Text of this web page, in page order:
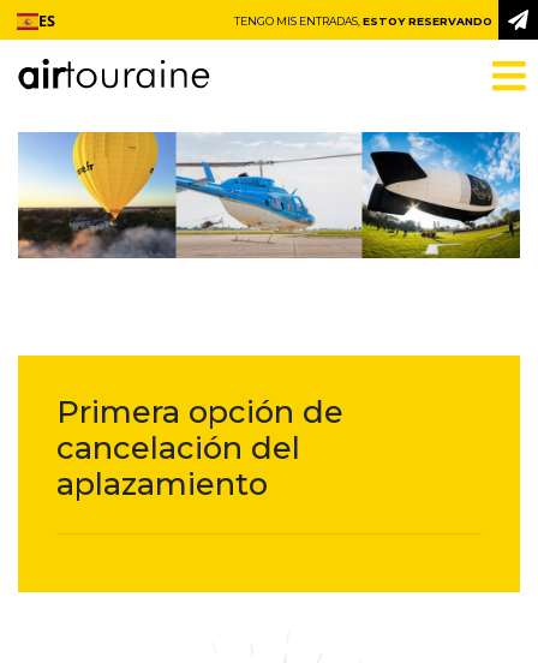
Ir al contenido
ES TENGO MIS ENTRADAS,ESTOY RESERVANDO
Primera opción de
cancelación del
aplazamiento